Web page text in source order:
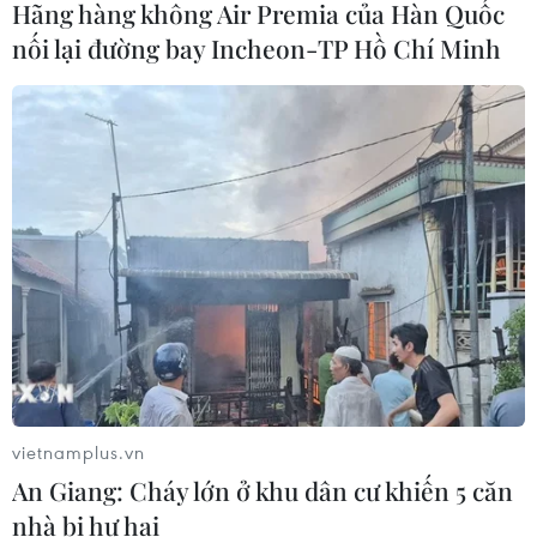
6 tháng năm 2026, Trung Quốc kỷ
luật hơn 1.500 cán bộ kiểm tra, giám
sát
04/08/2026 07:07
Mỹ bán đồng euro để hỗ trợ Nhật
Bản vực dậy đồng yen
03/08/2026 15:34
Xem thêm
Hãng hàng không Air Premia của Hàn Quốc
nối lại đường bay Incheon-TP Hồ Chí Minh
vietnamplus.vn
An Giang: Cháy lớn ở khu dân cư khiến 5 căn
nhà bị hư hại